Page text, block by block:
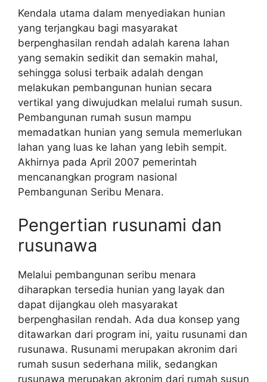
Kendala utama dalam menyediakan hunian
yang terjangkau bagi masyarakat
berpenghasilan rendah adalah karena lahan
yang semakin sedikit dan semakin mahal,
sehingga solusi terbaik adalah dengan
melakukan pembangunan hunian secara
vertikal yang diwujudkan melalui rumah susun.
Pembangunan rumah susun mampu
memadatkan hunian yang semula memerlukan
lahan yang luas ke lahan yang lebih sempit.
Akhirnya pada April 2007 pemerintah
mencanangkan program nasional
Pembangunan Seribu Menara.
Pengertian rusunami dan
rusunawa
Melalui pembangunan seribu menara
diharapkan tersedia hunian yang layak dan
dapat dijangkau oleh masyarakat
berpenghasilan rendah. Ada dua konsep yang
ditawarkan dari program ini, yaitu rusunami dan
rusunawa. Rusunami merupakan akronim dari
rumah susun sederhana milik, sedangkan
rusunawa merupakan akronim dari rumah susun